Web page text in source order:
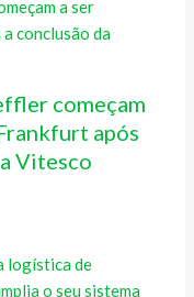
começam
após
Vitesco